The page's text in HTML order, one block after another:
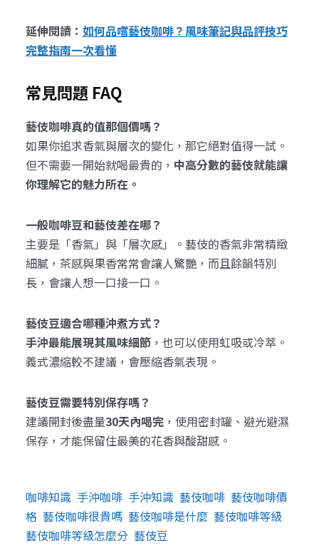
延伸閱讀： 如何品嚐藝伎咖啡？風味筆記與品評技巧
完整指南一次看懂
常見問題 FAQ
藝伎咖啡真的值那個價嗎？
如果你追求香氣與層次的變化，那它絕對值得一試。
但不需要一開始就喝最貴的， 中高分數的藝伎就能讓
你理解它的魅力所在。
一般咖啡豆和藝伎差在哪？
主要是「香氣」與「層次感」。藝伎的香氣非常精緻
細膩，茶感與果香常常會讓人驚艷，而且餘韻特別
長，會讓人想一口接一口。
藝伎豆適合哪種沖煮方式？
手沖最能展現其風味細節，也可以使用虹吸或冷萃。
義式濃縮較不建議，會壓縮香氣表現。
藝伎豆需要特別保存嗎？
建議開封後盡量30天內喝完，使用密封罐、避光避濕
保存，才能保留住最美的花香與酸甜感。
咖啡知識 手沖咖啡 手沖知識 藝伎咖啡 藝伎咖啡價
格 藝伎咖啡很貴嗎 藝伎咖啡是什麼 藝伎咖啡等級
藝伎咖啡等級怎麼分 藝伎豆